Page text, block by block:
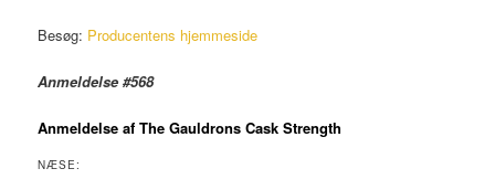
Besøg: Producentens hjemmeside
Anmeldelse #568
Anmeldelse af The Gauldrons Cask Strength
NÆSE: